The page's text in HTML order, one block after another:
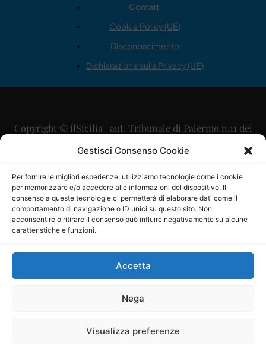
Gestisci Consenso Cookie
Per fornire le migliori esperienze, utilizziamo tecnologie come i cookie
per memorizzare e/o accedere alle informazioni del dispositivo. Il
consenso a queste tecnologie ci permetterà di elaborare dati come il
comportamento di navigazione o ID unici su questo sito. Non
acconsentire o ritirare il consenso può influire negativamente su alcune
caratteristiche e funzioni.
Accetta
Nega
Visualizza preferenze
Contatti
Cookie Policy (UE)
Disconoscimento
Dichiarazione sulla Privacy (UE)
Copyright © ilSicilia | aut. Tribunale di Palermo n.11 del
29/09/2015
Direttore Editoriale: Maurizio Scaglione
Direttore Responsabile: Maria Calabrese
P.IVA: 06334930820
Mercurio Comunicazione Società Cooperativa a r.l. è
iscritta al Registro degli Operatori di Comunicazione al
Sito gestito daLa Digitale srl–info@ladigitale.it